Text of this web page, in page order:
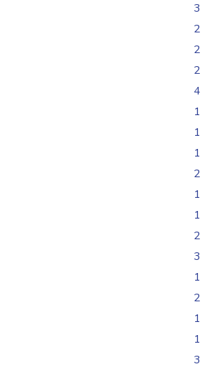
3
2
2
2
4
1
1
1
2
1
1
2
3
1
2
1
1
3